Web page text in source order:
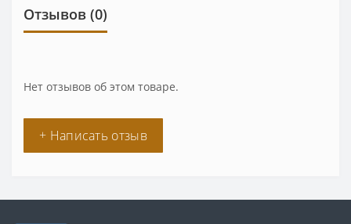
Отзывов (0)
Нет отзывов об этом товаре.
+ Написать отзыв